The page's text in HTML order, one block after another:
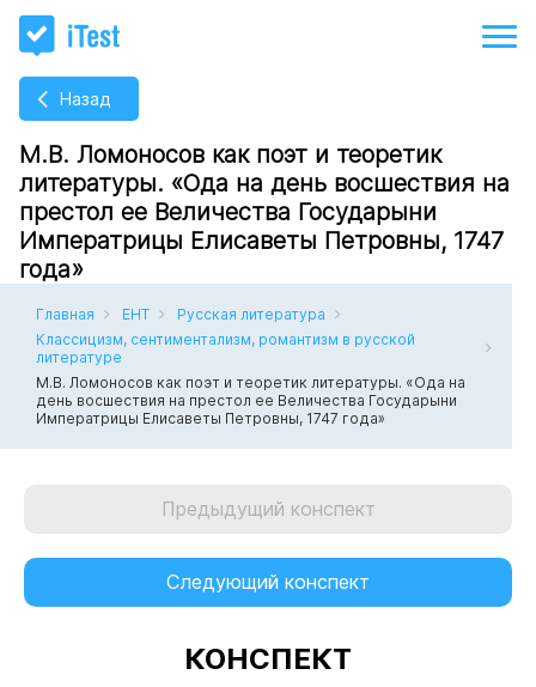
Назад
М.В. Ломоносов как поэт и теоретик
литературы. «Ода на день восшествия на
престол ее Величества Государыни
Императрицы Елисаветы Петровны, 1747
года»
Главная ЕНТ
Русская литература
Классицизм, сентиментализм, романтизм в русской
литературе
М.В. Ломоносов как поэт и теоретик литературы. «Ода на
день восшествия на престол ее Величества Государыни
Императрицы Елисаветы Петровны, 1747 года»
Предыдущий конспект
Следующий конспект
КОНСПЕКТ